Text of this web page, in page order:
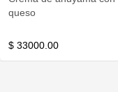
queso
$ 33000.00